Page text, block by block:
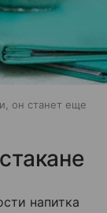
он станет еще
напитка